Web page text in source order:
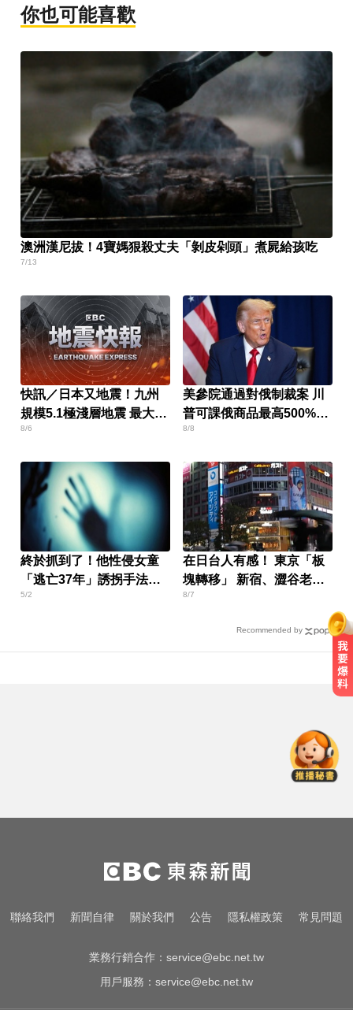
你也可能喜歡
澳洲漢尼拔！4寶媽狠殺丈夫「剝皮剁頭」煮屍給孩吃
7/13
快訊／日本又地震！九州
規模5.1極淺層地震 最大震
度4級
8/6
美參院通過對俄制裁案 川
普可課俄商品最高500%關
稅
8/8
終於抓到了！他性侵女童
「逃亡37年」誘拐手法曝
光
5/2
在日台人有感！ 東京「板
塊轉移」 新宿、澀谷老
化？
8/7
Recommended by
豪、許基宏動刀本季報銷
總統：勞工是經濟進步幕後英雄 盼
支持政府政策
女藝人遭經紀人「車內侵犯」 錄音
聯絡我們 新聞自律 關於我們 公告 隱私權政策 常見問題
業務行銷合作： service@ebc.net.tw
用戶服務： service@ebc.net.tw